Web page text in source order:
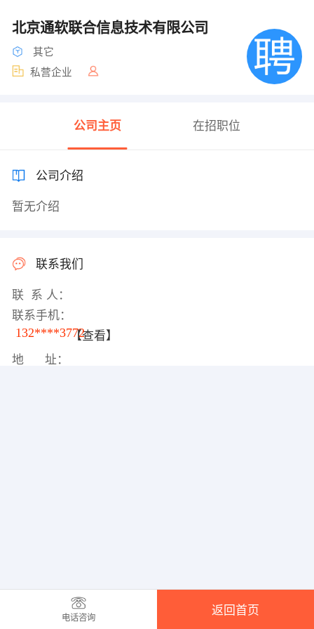
北京通软联合信息技术有限公司
其它
私营企业
公司主页 在招职位
公司介绍
暂无介绍
联系我们
联 系 人：
联系手机：
132****3772【查看】
地 址：
电话咨询
返回首页